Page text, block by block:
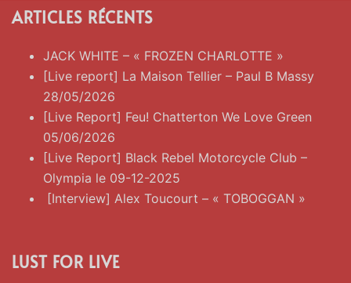
ARTICLES RÉCENTS
JACK WHITE – « FROZEN CHARLOTTE »
[Live report] La Maison Tellier – Paul B Massy
28/05/2026
[Live Report] Feu! Chatterton We Love Green
05/06/2026
[Live Report] Black Rebel Motorcycle Club –
Olympia le 09-12-2025
[Interview] Alex Toucourt – « TOBOGGAN »
LUST FOR LIVE